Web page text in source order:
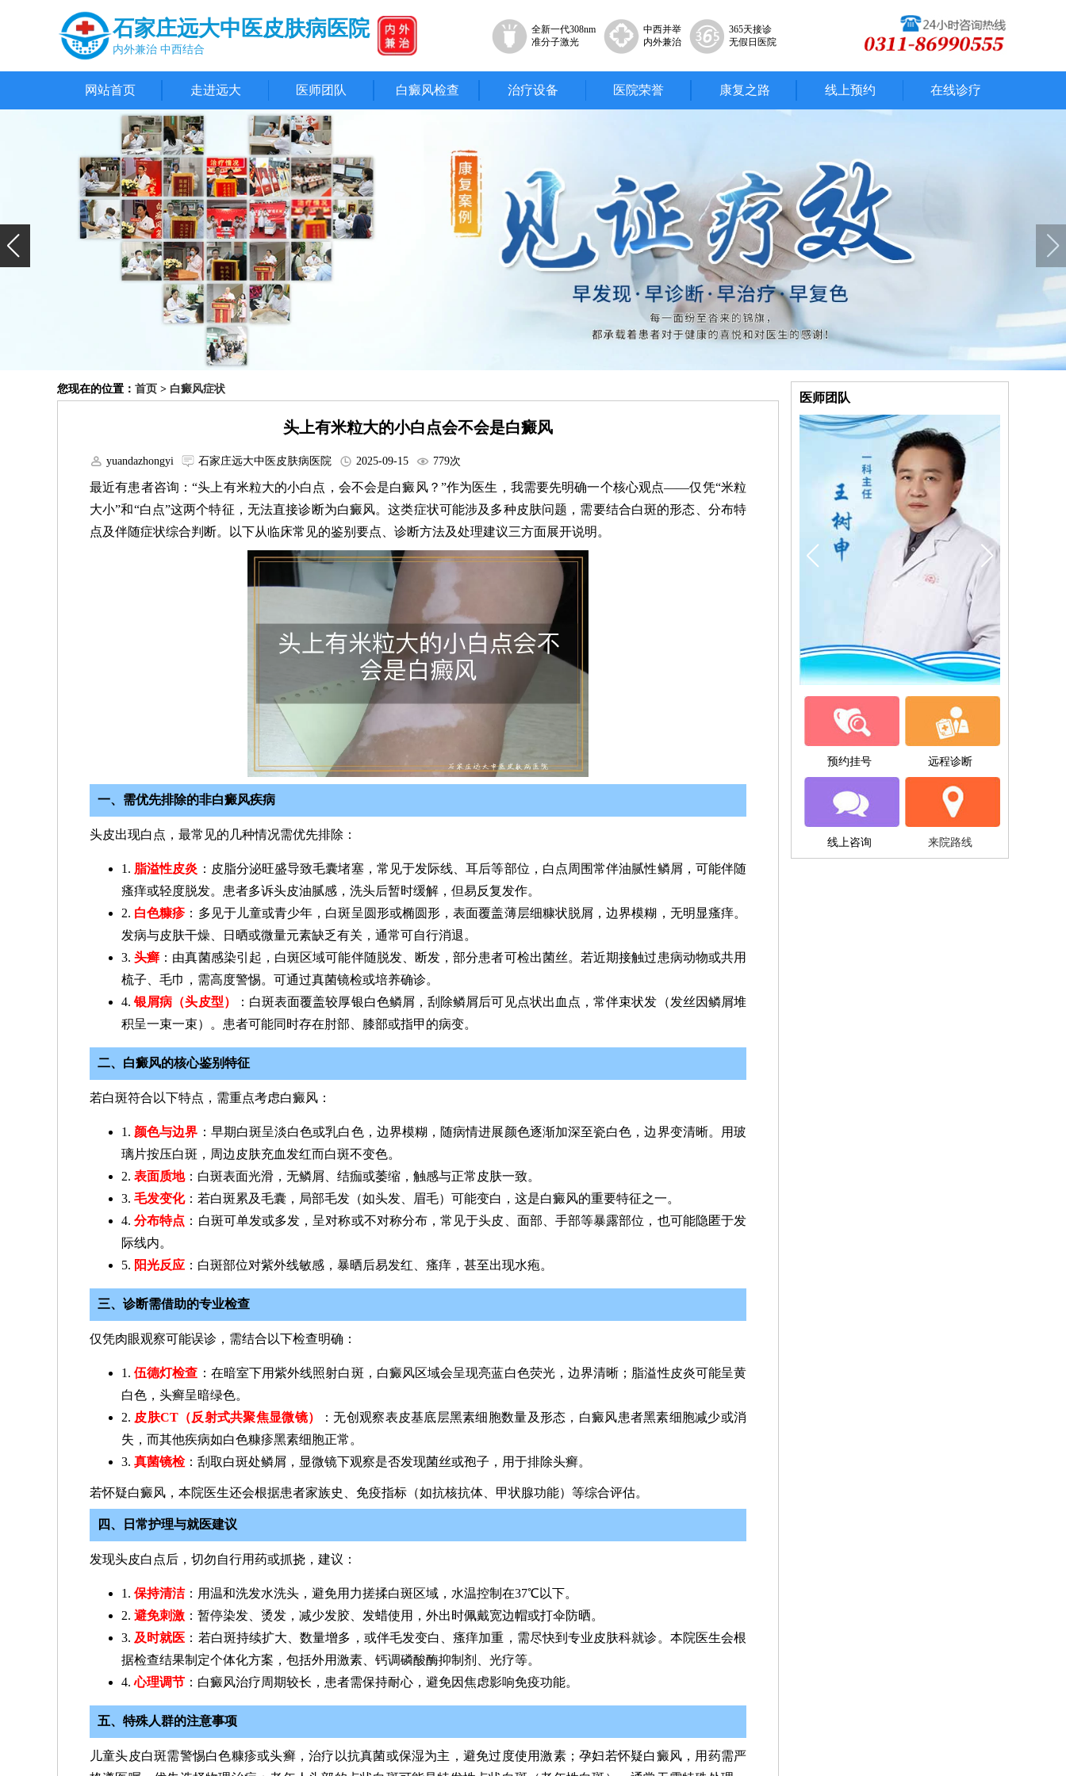
石家庄远大中医皮肤病医院
内外兼治 中西结合
全新一代308nm
准分子激光
中西并举
内外兼治
365天接诊
无假日医院
网站首页 走进远大 医师团队 白癜风检查 治疗设备 医院荣誉 康复之路 线上预约 在线诊疗
您现在的位置： 首页 > 白癜风症状
头上有米粒大的小白点会不会是白癜风
yuandazhongyi 石家庄远大中医皮肤病医院 2025-09-15 779次
最近有患者咨询：“头上有米粒大的小白点，会不会是白癜风？”作为医生，我需要先明确一个核心观点——仅凭“米粒
大小”和“白点”这两个特征，无法直接诊断为白癜风。这类症状可能涉及多种皮肤问题，需要结合白斑的形态、分布特
点及伴随症状综合判断。以下从临床常见的鉴别要点、诊断方法及处理建议三方面展开说明。
一、需优先排除的非白癜风疾病
头皮出现白点，最常见的几种情况需优先排除：
1. 脂溢性皮炎 ：皮脂分泌旺盛导致毛囊堵塞，常见于发际线、耳后等部位，白点周围常伴油腻性鳞屑，可能伴随
瘙痒或轻度脱发。患者多诉头皮油腻感，洗头后暂时缓解，但易反复发作。
2. 白色糠疹：多见于儿童或青少年，白斑呈圆形或椭圆形，表面覆盖薄层细糠状脱屑，边界模糊，无明显瘙痒。
发病与皮肤干燥、日晒或微量元素缺乏有关，通常可自行消退。
3.头癣 ：由真菌感染引起，白斑区域可能伴随脱发、断发，部分患者可检出菌丝。若近期接触过患病动物或共用
梳子、毛巾，需高度警惕。可通过真菌镜检或培养确诊。
4.银屑病（头皮型）
：白斑表面覆盖较厚银白色鳞屑，刮除鳞屑后可见点状出血点，常伴束状发（发丝因鳞屑堆
积呈一束一束）。患者可能同时存在肘部、膝部或指甲的病变。
二、白癜风的核心鉴别特征
若白斑符合以下特点，需重点考虑白癜风：
1. 颜色与边界 ：早期白斑呈淡白色或乳白色，边界模糊，随病情进展颜色逐渐加深至瓷白色，边界变清晰。用玻
璃片按压白斑，周边皮肤充血发红而白斑不变色。
2. 表面质地：白斑表面光滑，无鳞屑、结痂或萎缩，触感与正常皮肤一致。
3. 毛发变化：若白斑累及毛囊，局部毛发（如头发、眉毛）可能变白，这是白癜风的重要特征之一。
4.分布特点 ：白斑可单发或多发，呈对称或不对称分布，常见于头皮、面部、手部等暴露部位，也可能隐匿于发
际线内。
5. 阳光反应 ：白斑部位对紫外线敏感，暴晒后易发红、瘙痒，甚至出现水疱。
三、诊断需借助的专业检查
仅凭肉眼观察可能误诊，需结合以下检查明确：
1.伍德灯检查 ：在暗室下用紫外线照射白斑，白癜风区域会呈现亮蓝白色荧光，边界清晰；脂溢性皮炎可能呈黄
白色，头癣呈暗绿色。
2. 皮肤CT（反射式共聚焦显微镜）
：无创观察表皮基底层黑素细胞数量及形态，白癜风患者黑素细胞减少或消
失，而其他疾病如白色糠疹黑素细胞正常。
3. 真菌镜检：刮取白斑处鳞屑，显微镜下观察是否发现菌丝或孢子，用于排除头癣。
若怀疑白癜风，本院医生还会根据患者家族史、免疫指标（如抗核抗体、甲状腺功能）等综合评估。
四、日常护理与就医建议
发现头皮白点后，切勿自行用药或抓挠，建议：
1. 保持清洁：用温和洗发水洗头，避免用力搓揉白斑区域，水温控制在37℃以下。
2. 避免刺激 ：暂停染发、烫发，减少发胶、发蜡使用，外出时佩戴宽边帽或打伞防晒。
3. 及时就医 ：若白斑持续扩大、数量增多，或伴毛发变白、瘙痒加重，需尽快到专业皮肤科就诊。本院医生会根
据检查结果制定个体化方案，包括外用激素、钙调磷酸酶抑制剂、光疗等。
4.心理调节 ：白癜风治疗周期较长，患者需保持耐心，避免因焦虑影响免疫功能。
五、特殊人群的注意事项
儿童头皮白斑需警惕白色糠疹或头癣，治疗以抗真菌或保湿为主，避免过度使用激素；孕妇若怀疑白癜风，用药需严
医师团队
预约挂号 远程诊断
线上咨询 来院路线